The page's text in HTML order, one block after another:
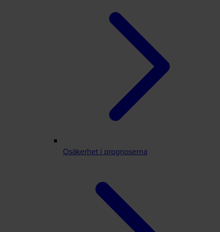
Osäkerhet i prognoserna